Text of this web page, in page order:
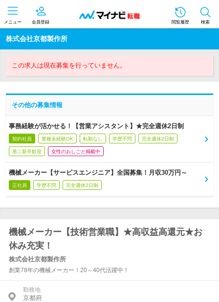
メニュー 会員登録 閲覧履歴 検索
株式会社京都製作所
この求人は現在募集を行っていません。
その他の募集情報
事務経験が活かせる！【営業アシスタント】★完全週休2日制
契約社員 業種未経験OK 転勤なし 学歴不問 完全週休2日制
第二新卒歓迎 女性のおしごと掲載中
機械メーカー【サービスエンジニア】全国募集！月収30万円～
正社員 学歴不問 完全週休2日制
機械メーカー【技術営業職】★高収益高還元★お
休み充実！
株式会社京都製作所
創業78年の機械メーカー！20～40代活躍中！
勤務地
京都府